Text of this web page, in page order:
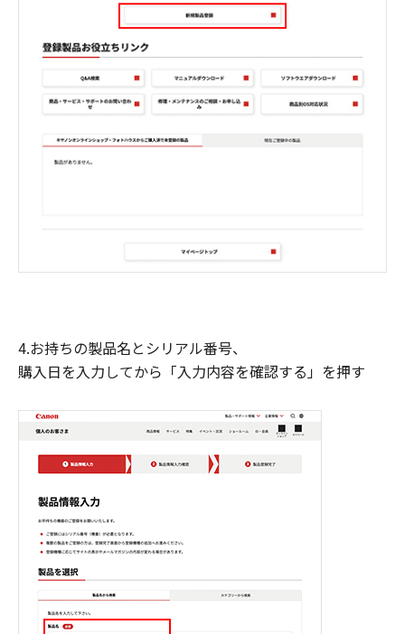
4.お持ちの製品名とシリアル番号、
購入日を入力してから「入力内容を確認する」を押す